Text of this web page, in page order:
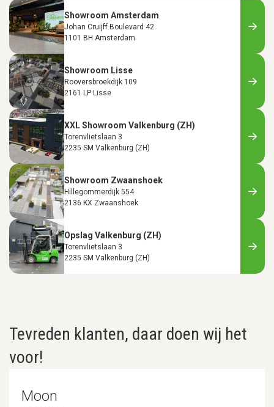
Showroom Amsterdam
Johan Cruijff Boulevard 42
1101 BH Amsterdam
Showroom Lisse
Rooversbroekdijk 109
2161 LP Lisse
XXL Showroom Valkenburg (ZH)
Torenvlietslaan 3
2235 SM Valkenburg (ZH)
Showroom Zwaanshoek
Hillegommerdijk 554
2136 KX Zwaanshoek
Opslag Valkenburg (ZH)
Torenvlietslaan 3
2235 SM Valkenburg (ZH)
Tevreden klanten, daar doen wij het
voor!
Moon